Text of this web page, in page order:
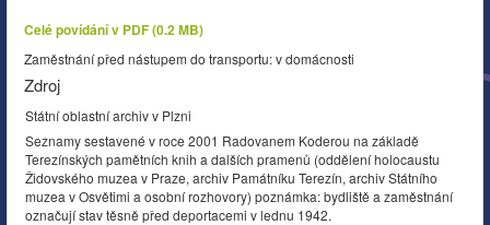
Celé povídání v PDF (0.2 MB)
Zaměstnání před nástupem do transportu: v domácnosti
Zdroj
Státní oblastní archiv v Plzni
Seznamy sestavené v roce 2001 Radovanem Koderou na základě
Terezínských pamětních knih a dalších pramenů (oddělení holocaustu
Židovského muzea v Praze, archiv Památníku Terezín, archiv Státního
muzea v Osvětimi a osobní rozhovory) poznámka: bydliště a zaměstnání
označují stav těsně před deportacemi v lednu 1942.